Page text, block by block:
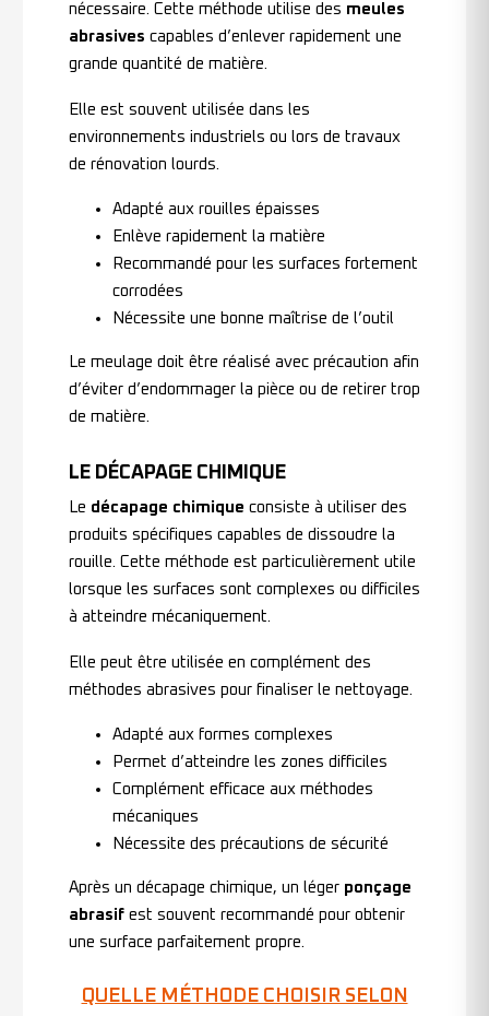
nécessaire. Cette méthode utilise des meules
abrasives capables d’enlever rapidement une
grande quantité de matière.
Elle est souvent utilisée dans les
environnements industriels ou lors de travaux
de rénovation lourds.
Adapté aux rouilles épaisses
Enlève rapidement la matière
Recommandé pour les surfaces fortement
corrodées
Nécessite une bonne maîtrise de l’outil
Le meulage doit être réalisé avec précaution afin
d’éviter d’endommager la pièce ou de retirer trop
de matière.
LE DÉCAPAGE CHIMIQUE
Le décapage chimique consiste à utiliser des
produits spécifiques capables de dissoudre la
rouille. Cette méthode est particulièrement utile
lorsque les surfaces sont complexes ou difficiles
à atteindre mécaniquement.
Elle peut être utilisée en complément des
méthodes abrasives pour finaliser le nettoyage.
Adapté aux formes complexes
Permet d’atteindre les zones difficiles
Complément efficace aux méthodes
mécaniques
Nécessite des précautions de sécurité
Après un décapage chimique, un léger ponçage
abrasif est souvent recommandé pour obtenir
une surface parfaitement propre.
QUELLE MÉTHODE CHOISIR SELON